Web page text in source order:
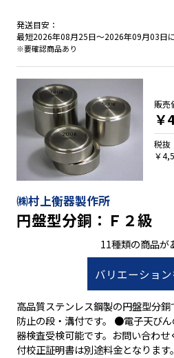
発送目安：
最短2026年08月25日～2026年09月03日
※要確認商品あり
㈱村上衡器製作所
円盤型分銅：Ｆ２級
11種類の商品が
バリエーショ
高品質ステンレス鋼製の円盤型分
防止の段・溝付です。 ●電子天び
器検査受検可能です。お問い合わ
付校正証明書は別途料金となりま
販売
￥
税抜
￥